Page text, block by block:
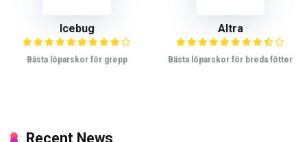
Icebug
Bästa löparskor för grepp
Altra
Bästa löparskor för breda fötter
Recent News